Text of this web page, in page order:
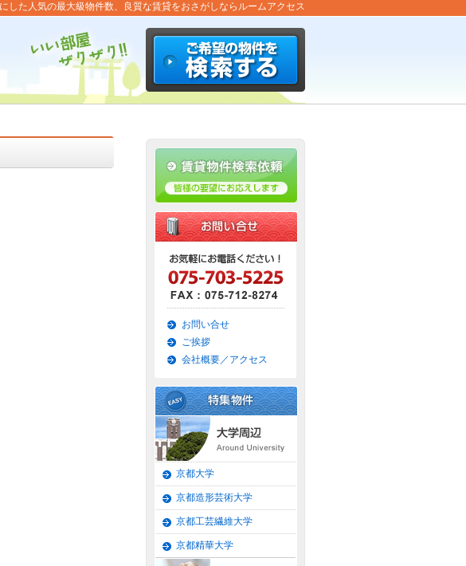
した人気の最大級物件数、良質な賃貸をおさがしならルームアクセス
お問い合せ
ご挨拶
会社概要／アクセス
京都大学
京都造形芸術大学
京都工芸繊維大学
京都精華大学